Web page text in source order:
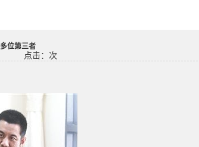
位第三者
点击： 次